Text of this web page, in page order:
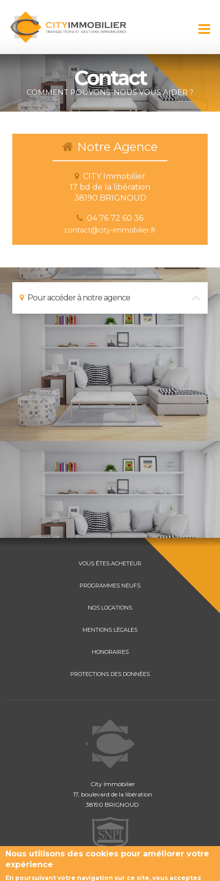
principal
CITY
IMMOBILIER
Contact
COMMENT POUVONS-NOUS VOUS AIDER ?
Notre Agence
CITY Immobilier
17 bd de la libération
38190 BRIGNOUD
04 76 72 60 36
contact@city-immobilier.fr
Pour accéder à notre agence
Depuis Grenoble :
Prendre A41 direction Chambéry. Sorti n° 24 Albertville
Brignoud vous êtes sur la D10 Au rond-point continuer tout
droit direction Brignoud centre Au feu prendre à droite
continuer sur 200 mètres L’agence CITY IMMOBILIER se situe
Depuis Chambéry :
Prendre A41 direction Grenoble. Sorti n° 24 Crolles, Saint Ismier,
Villard Bonnot vous êtes sur la D10 Au 1er rond-point faire demi-
tour direction Brignoud Au 2ème rond-point continuer tout
droit direction Brignoud centre Au feu prendre à droite
continuer sur 200 mètres L’agence CITY IMMOBILIER se situe
sur votre gauche.
VOUS ÊTES ACHETEUR
PROGRAMMES NEUFS
NOS LOCATIONS
MENTIONS LÉGALES
HONORAIRES
PROTECTIONS DES DONNÉES
City Immobilier
17, boulevard de la libération
38190 BRIGNOUD
Nous utilisons des cookies pour améliorer votre
expérience
En poursuivant votre navigation sur ce site, vous acceptez